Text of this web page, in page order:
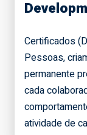
Certificados
Pessoas,
permanente
cada
atividade de